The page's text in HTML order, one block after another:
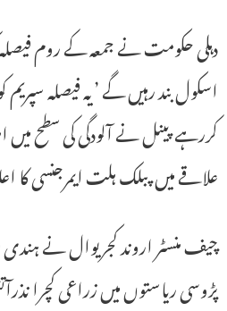
اسکول بند رہیں گے ’یہ فیصلہ
کررہے پینل نے آلودگی کی سطح میں
علاقے میں پبلک ہلت ایمرجنسی کا
چیف منسٹر اروند کجریوال نے
پڑوسی ریاستوں میں زراعی کچرا